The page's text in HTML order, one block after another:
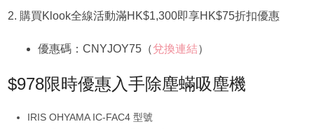
2. 購買Klook全線活動滿HK$1,300即享HK$75折扣優惠
優惠碼：CNYJOY75（兌換連結）
$978限時優惠入手除塵蟎吸塵機
IRIS OHYAMA IC-FAC4 型號